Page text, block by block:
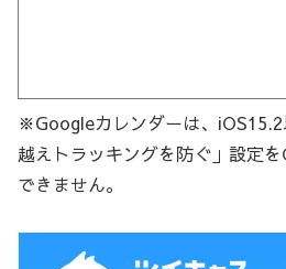
※Googleカレンダーは、
越えトラッキングを防ぐ」設定
できません。